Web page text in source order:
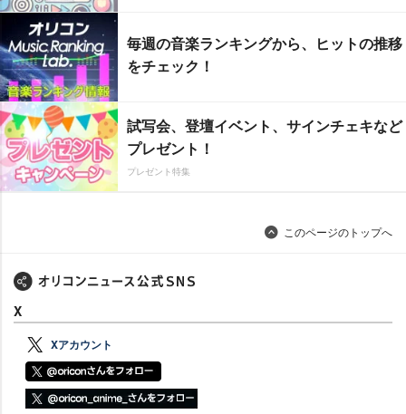
毎週の音楽ランキングから、ヒットの推移
をチェック！
試写会、登壇イベント、サインチェキなど
プレゼント！
プレゼント特集
このページのトップへ
X
Xアカウント